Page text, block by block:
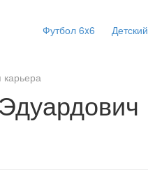
Футбол 6x6
карьера